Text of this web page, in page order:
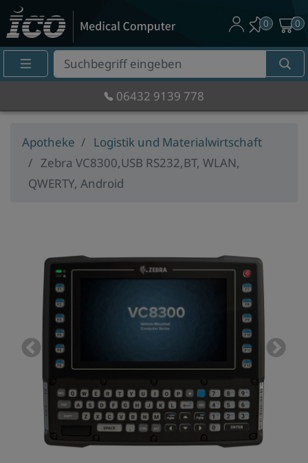
Suche
Eingabefeld
0 0
06432 9139 778
Apotheke
Logistik und Materialwirtschaft
Zebra VC8300,USB RS232,BT, WLAN,
QWERTY, Android
Previous Next